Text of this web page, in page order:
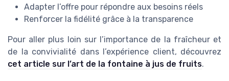
Adapter l’offre pour répondre aux besoins réels
Renforcer la fidélité grâce à la transparence
Pour aller plus loin sur l’importance de la fraîcheur et
de la convivialité dans l’expérience client, découvrez
cet article sur l’art de la fontaine à jus de fruits.